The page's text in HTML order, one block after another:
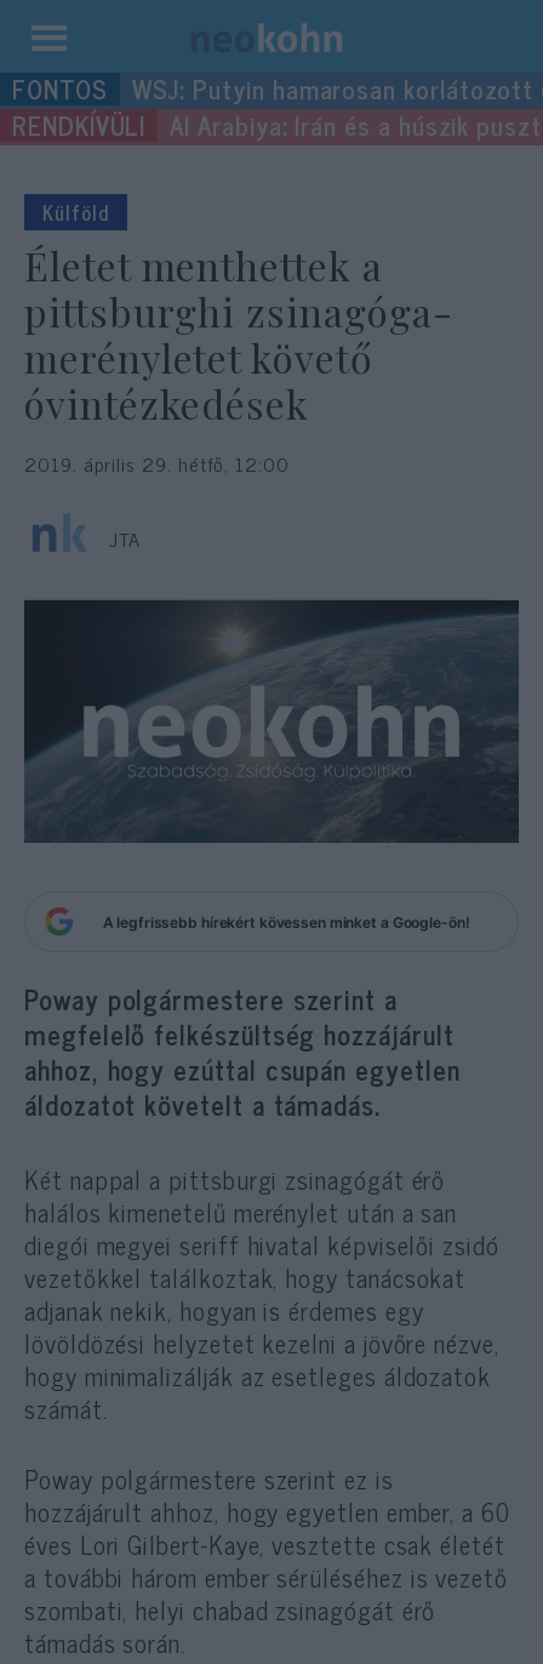
Kilépés
a
tartalomba
WSJ: Putyin hamarosan
Al Arabiya: Irán és a húszik
Külföld
Életet menthettek a
pittsburghi zsinagóga-
merényletet követő
óvintézkedések
2019. április 29. hétfő, 12:00
JTA
A legfrissebb hírekért kövessen minket a Google-ön!
Poway polgármestere szerint a
megfelelő felkészültség hozzájárult
ahhoz, hogy ezúttal csupán egyetlen
áldozatot követelt a támadás.
Két nappal a pittsburgi zsinagógát érő
halálos kimenetelű merénylet után a san
diegói megyei seriff hivatal képviselői zsidó
vezetőkkel találkoztak, hogy tanácsokat
adjanak nekik, hogyan is érdemes egy
lövöldözési helyzetet kezelni a jövőre nézve,
hogy minimalizálják az esetleges áldozatok
számát.
Poway polgármestere szerint ez is
hozzájárult ahhoz, hogy egyetlen ember, a 60
éves Lori Gilbert-Kaye, vesztette csak életét
a további három ember sérüléséhez is vezető
szombati, helyi chabad zsinagógát érő
támadás során.